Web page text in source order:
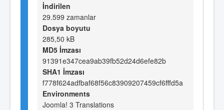
İndirilen
29.599 zamanlar
Dosya boyutu
285,50 kB
MD5 İmzası
91391e347cea9ab39fb52d24d6efe82b
SHA1 İmzası
f778f624adfbaf68f56c83909207459cf6fffd5a
Environments
Joomla! 3 Translations